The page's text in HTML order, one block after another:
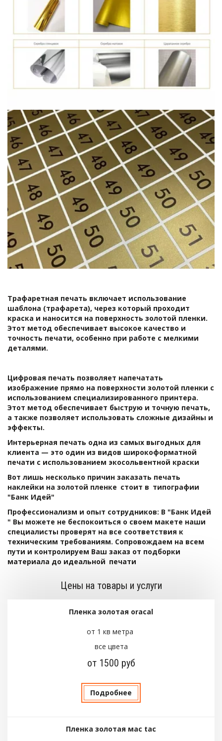
Трафаретная печать включает использование
шаблона (трафарета), через который проходит
краска и наносится на поверхность золотой пленки.
Этот метод обеспечивает высокое качество и
точность печати, особенно при работе с мелкими
деталями.
Цифровая печать позволяет напечатать
изображение прямо на поверхности золотой пленки с
использованием специализированного принтера.
Этот метод обеспечивает быструю и точную печать,
а также позволяет использовать сложные дизайны и
эффекты.
Интерьерная печать одна из самых выгодных для
клиента — это один из видов широкоформатной
печати с использованием экосольвентной краски
наклейки на золотой пленке стоит в типографии
"Банк Идей"
Профессионализм и опыт сотрудников: В "Банк Идей
" Вы можете не беспокоиться о своем макете наши
специалисты проверят на все соответствия к
техническим требованиям. Сопровождаем на всем
пути и контролируем Ваш заказ от подборки
материала до идеальной печати
Цены на товары и услуги
Пленка золотая oracal
от 1 кв метра
все цвета
от 1500 руб
Подробнее
Пленка золотая мас tac